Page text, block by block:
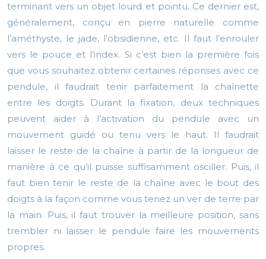
terminant vers un objet lourd et pointu. Ce dernier est,
généralement, conçu en pierre naturelle comme
l’améthyste, le jade, l’obsidienne, etc. Il faut l’enrouler
vers le pouce et l’index. Si c’est bien la première fois
que vous souhaitez obtenir certaines réponses avec ce
pendule, il faudrait tenir parfaitement la chaînette
entre les doigts. Durant la fixation, deux techniques
peuvent aider à l’activation du pendule avec un
mouvement guidé ou tenu vers le haut. Il faudrait
laisser le reste de la chaîne à partir de la longueur de
manière à ce qu’il puisse suffisamment osciller. Puis, il
faut bien tenir le reste de la chaîne avec le bout des
doigts à la façon comme vous tenez un ver de terre par
la main. Puis, il faut trouver la meilleure position, sans
trembler ni laisser le pendule faire les mouvements
propres.